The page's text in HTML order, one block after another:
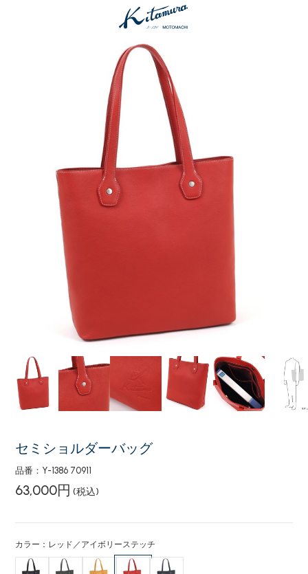
セミショルダーバッグ
品番：Y-1386 70911
63,000円 (税込)
カラー：レッド／アイボリーステッチ